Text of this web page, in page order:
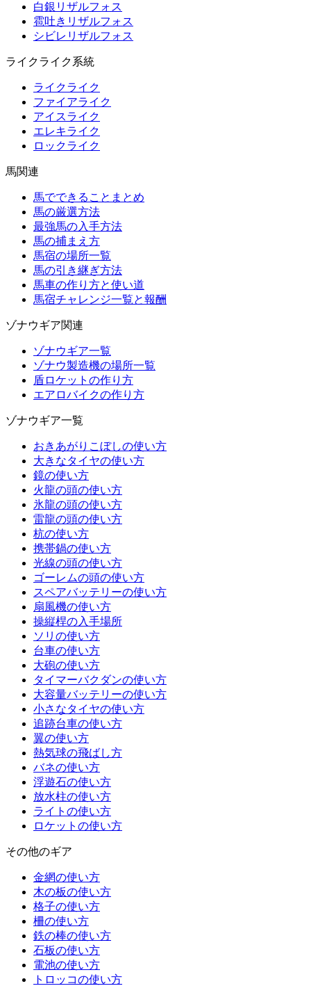
白銀リザルフォス
雹吐きリザルフォス
シビレリザルフォス
ライクライク系統
ライクライク
ファイアライク
アイスライク
エレキライク
ロックライク
馬関連
馬でできることまとめ
馬の厳選方法
最強馬の入手方法
馬の捕まえ方
馬宿の場所一覧
馬の引き継ぎ方法
馬車の作り方と使い道
馬宿チャレンジ一覧と報酬
ゾナウギア関連
ゾナウギア一覧
ゾナウ製造機の場所一覧
盾ロケットの作り方
エアロバイクの作り方
ゾナウギア一覧
おきあがりこぼしの使い方
大きなタイヤの使い方
鏡の使い方
火龍の頭の使い方
氷龍の頭の使い方
雷龍の頭の使い方
杭の使い方
携帯鍋の使い方
光線の頭の使い方
ゴーレムの頭の使い方
スペアバッテリーの使い方
扇風機の使い方
操縦桿の入手場所
ソリの使い方
台車の使い方
大砲の使い方
タイマーバクダンの使い方
大容量バッテリーの使い方
小さなタイヤの使い方
追跡台車の使い方
翼の使い方
熱気球の飛ばし方
バネの使い方
浮遊石の使い方
放水柱の使い方
ライトの使い方
ロケットの使い方
その他のギア
金網の使い方
木の板の使い方
格子の使い方
柵の使い方
鉄の棒の使い方
石板の使い方
電池の使い方
トロッコの使い方